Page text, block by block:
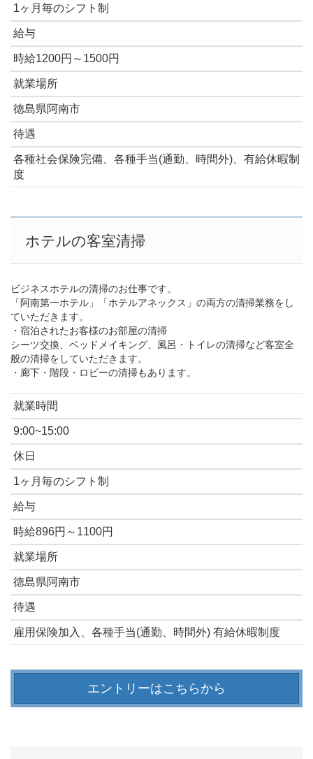
1ヶ月毎のシフト制
給与
時給1200円～1500円
就業場所
徳島県阿南市
待遇
各種社会保険完備、各種手当(通勤、時間外)、有給休暇制
度
ホテルの客室清掃
ビジネスホテルの清掃のお仕事です。
「阿南第一ホテル」「ホテルアネックス」の両方の清掃業務をし
ていただきます。
・宿泊されたお客様のお部屋の清掃
シーツ交換、ベッドメイキング、風呂・トイレの清掃など客室全
般の清掃をしていただきます。
・廊下・階段・ロビーの清掃もあります。
就業時間
9:00~15:00
休日
1ヶ月毎のシフト制
給与
時給896円～1100円
就業場所
徳島県阿南市
待遇
雇用保険加入、各種手当(通勤、時間外) 有給休暇制度
エントリーはこちらから